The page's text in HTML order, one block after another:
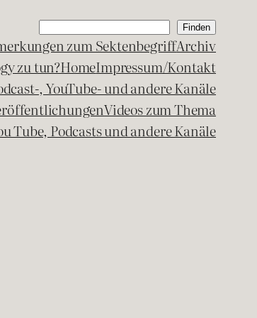
Suchen Finden
zum SektenbegriffArchiv
zu tun?HomeImpressum/Kontakt
, YouTube- und andere Kanäle
Videos zum Thema
Tube, Podcasts und andere Kanäle